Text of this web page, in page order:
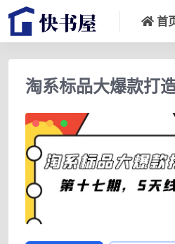
首
淘系标品大爆款打